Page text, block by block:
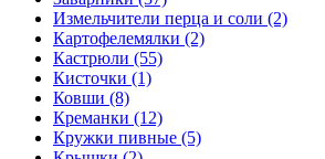
Измельчители перца и соли (2)
Картофелемялки (2)
Кастрюли (55)
Кисточки (1)
Ковши (8)
Креманки (12)
Кружки пивные (5)